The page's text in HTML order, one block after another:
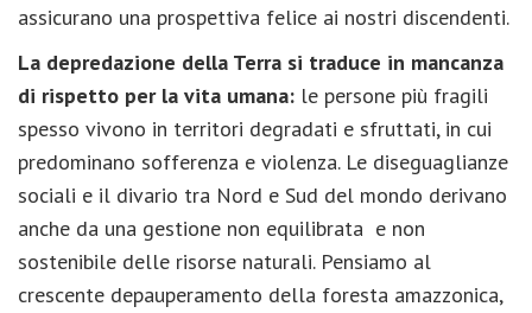
assicurano una prospettiva felice ai nostri discendenti.
La depredazione della Terra si traduce in mancanza
di rispetto per la vita umana: le persone più fragili
spesso vivono in territori degradati e sfruttati, in cui
predominano sofferenza e violenza. Le diseguaglianze
sociali e il divario tra Nord e Sud del mondo derivano
anche da una gestione non equilibrata e non
sostenibile delle risorse naturali. Pensiamo al
crescente depauperamento della foresta amazzonica,